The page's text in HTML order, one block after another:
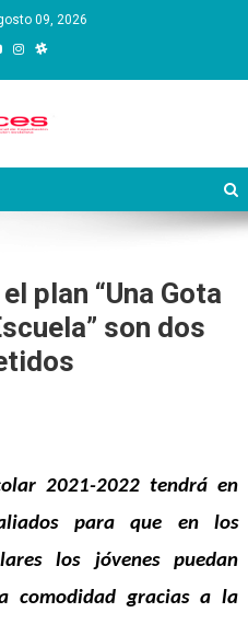
09, 2026
de
Educación
plan “Una Gota
son dos
2021-2022 tendrá en
para que en los
los jóvenes puedan
comodidad gracias a la